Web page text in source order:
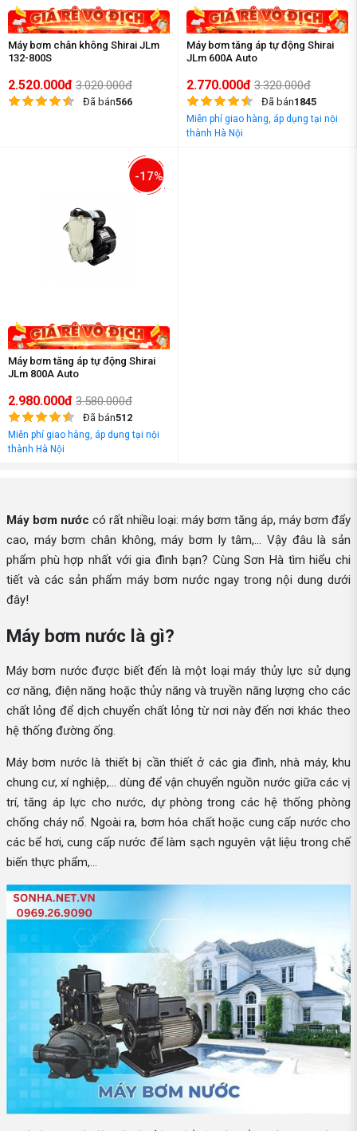
Máy bơm chân không Shirai JLm
132-800S
2.520.000đ 3.020.000đ
Đã bán566
Máy bơm tăng áp tự động Shirai
JLm 600A Auto
2.770.000đ 3.320.000đ
Đã bán1845
Miễn phí giao hàng, áp dụng tại nội
thành Hà Nội
-17%
Máy bơm tăng áp tự động Shirai
JLm 800A Auto
2.980.000đ 3.580.000đ
Đã bán512
Miễn phí giao hàng, áp dụng tại nội
thành Hà Nội
Máy bơm nước có rất nhiều loại: máy bơm tăng áp, máy bơm đẩy
cao, máy bơm chân không, máy bơm ly tâm,... Vậy đâu là sản
phẩm phù hợp nhất với gia đình bạn? Cùng Sơn Hà tìm hiểu chi
tiết và các sản phẩm máy bơm nước ngay trong nội dung dưới
đây!
Máy bơm nước là gì?
Máy bơm nước được biết đến là một loại máy thủy lực sử dụng
cơ năng, điện năng hoặc thủy năng và truyền năng lượng cho các
chất lỏng để dịch chuyển chất lỏng từ nơi này đến nơi khác theo
hệ thống đường ống.
Máy bơm nước là thiết bị cần thiết ở các gia đình, nhà máy, khu
chung cư, xí nghiệp,... dùng để vận chuyển nguồn nước giữa các vị
trí, tăng áp lực cho nước, dự phòng trong các hệ thống phòng
chống cháy nổ. Ngoài ra, bơm hóa chất hoặc cung cấp nước cho
các bể hơi, cung cấp nước để làm sạch nguyên vật liệu trong chế
biến thực phẩm,...